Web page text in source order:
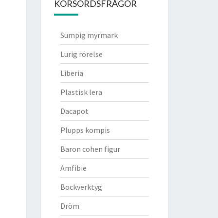
KORSORDSFRÅGOR
Sumpig myrmark
Lurig rörelse
Liberia
Plastisk lera
Dacapot
Plupps kompis
Baron cohen figur
Amfibie
Bockverktyg
Dröm